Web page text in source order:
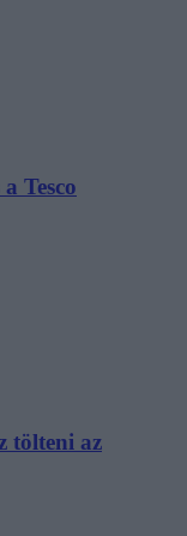
Tesco
tölteni az